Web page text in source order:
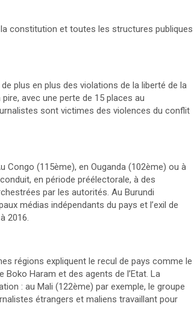
constitution et toutes les structures publiques
plus en plus des violations de la liberté de la
pire, avec une perte de 15 places au
sont victimes des violences du conflit
(115ème), en Ouganda (102ème) ou à
en période préélectorale, à des
par les autorités. Au Burundi
médias indépendants du pays et l’exil de
2016.
régions expliquent le recul de pays comme le
Haram et des agents de l’Etat. La
: au Mali (122ème) par exemple, le groupe
étrangers et maliens travaillant pour